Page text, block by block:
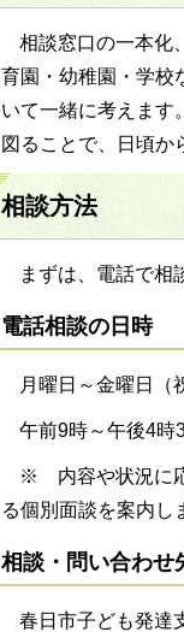
相談窓口の一本化
育園・幼稚園・学校
いて一緒に考えます
図ることで、日頃か
相談方法
まずは、電話で相
電話相談の日時
月曜日～金曜日（
午前9時～午後4時
※ 内容や状況に応
る個別面談を案内し
相談・問い合わせ
春日市子ども発達